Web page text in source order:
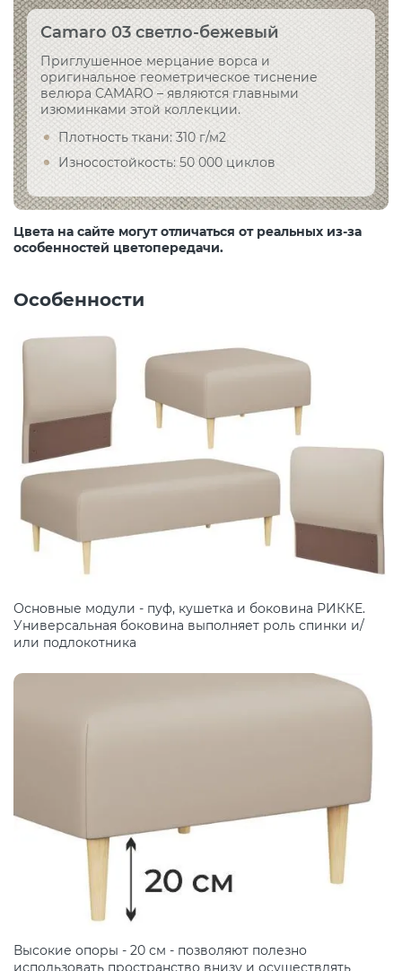
Camaro 03 светло-бежевый
Приглушенное мерцание ворса и
оригинальное геометрическое тиснение
велюра CAMARO – являются главными
изюминками этой коллекции.
Плотность ткани: 310 г/м2
Износостойкость: 50 000 циклов
Цвета на сайте могут отличаться от реальных из-за
особенностей цветопередачи.
Особенности
Основные модули - пуф, кушетка и боковина РИККЕ.
Универсальная боковина выполняет роль спинки и/
или подлокотника
Высокие опоры - 20 см - позволяют полезно
использовать пространство внизу и осуществлять